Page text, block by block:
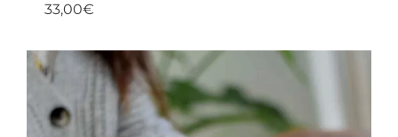
33,00€